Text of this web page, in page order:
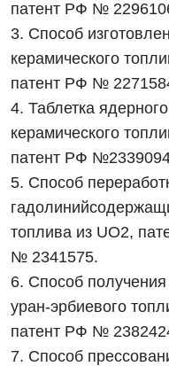
патент РФ №
3. Способ
керамического
патент РФ №
4. Таблетка
керамического
патент РФ
5. Способ
топлива из UO2,
№ 2341575.
6. Способ
уран-эрбиевого
патент РФ №
7. Способ